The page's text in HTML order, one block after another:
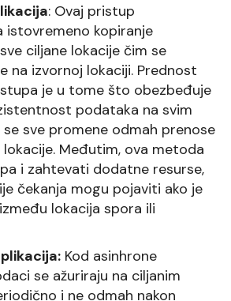
: Ovaj pristup
istovremeno kopiranje
ciljane lokacije čim se
na izvornoj lokaciji. Prednost
je u tome što obezbeđuje
podataka na svim
se sve promene odmah prenose
lokacije. Međutim, ova metoda
i zahtevati dodatne resurse,
čekanja mogu pojaviti ako je
lokacija spora ili
Kod asinhrone
se ažuriraju na ciljanim
i ne odmah nakon